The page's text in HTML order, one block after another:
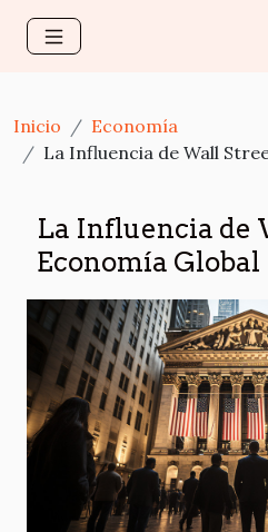
Inicio
Economía
La Influencia de Wall
La Influencia de
Economía Global